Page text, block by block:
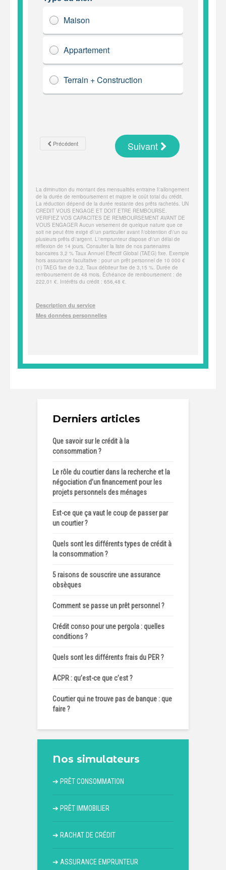
Derniers articles
Que savoir sur le crédit à la
consommation ?
Le rôle du courtier dans la recherche et la
négociation d’un financement pour les
projets personnels des ménages
Est-ce que ça vaut le coup de passer par
un courtier ?
Quels sont les différents types de crédit à
la consommation ?
5 raisons de souscrire une assurance
obsèques
Comment se passe un prêt personnel ?
Crédit conso pour une pergola : quelles
conditions ?
Quels sont les différents frais du PER ?
ACPR : qu’est-ce que c’est ?
Courtier qui ne trouve pas de banque : que
faire ?
Nos simulateurs
➔ PRÊT CONSOMMATION
➔ PRÊT IMMOBILIER
➔ RACHAT DE CRÉDIT
➔ ASSURANCE EMPRUNTEUR